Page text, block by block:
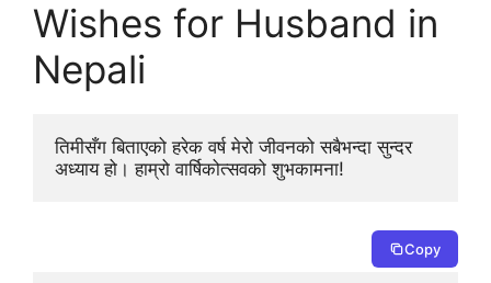
Wishes for Husband in
Nepali
तिमीसँग बिताएको हरेक वर्ष मेरो जीवनको सबैभन्दा सुन्दर
अध्याय हो। हाम्रो वार्षिकोत्सवको शुभकामना!
Copy